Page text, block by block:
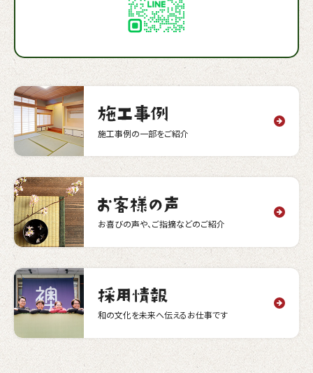
施工事例の一部をご紹介
お喜びの声や、ご指摘などのご紹介
和の文化を未来へ伝えるお仕事です